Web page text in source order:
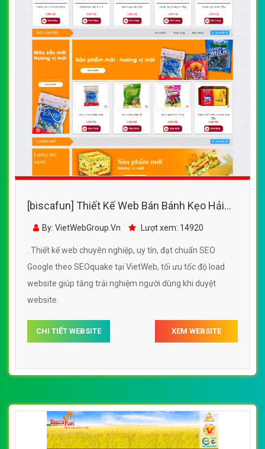
[biscafun] Thiết Kế Web Bán Bánh Kẹo Hải
Châu đẹp, chuyên nghiệp chuẩn SEO
By: VietWebGroup.Vn Lượt xem: 14920
. Thiết kế web chuyên nghiệp, uy tín, đạt chuẩn SEO
Google theo SEOquake tại VietWeb, tối ưu tốc độ load
website giúp tăng trải nghiệm người dùng khi duyệt
website.
CHI TIẾT WEBSITE XEM WEBSITE